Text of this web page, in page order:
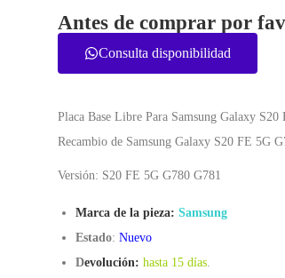
Antes de comprar por
Consulta disponibilidad
Placa Base Libre Para Samsung Galaxy
Recambio de Samsung Galaxy S20 FE 5G
Versión: S20 FE 5G G780 G781
Marca de la pieza: Samsung
Estado: Nuevo
Devolución: hasta 15 días.